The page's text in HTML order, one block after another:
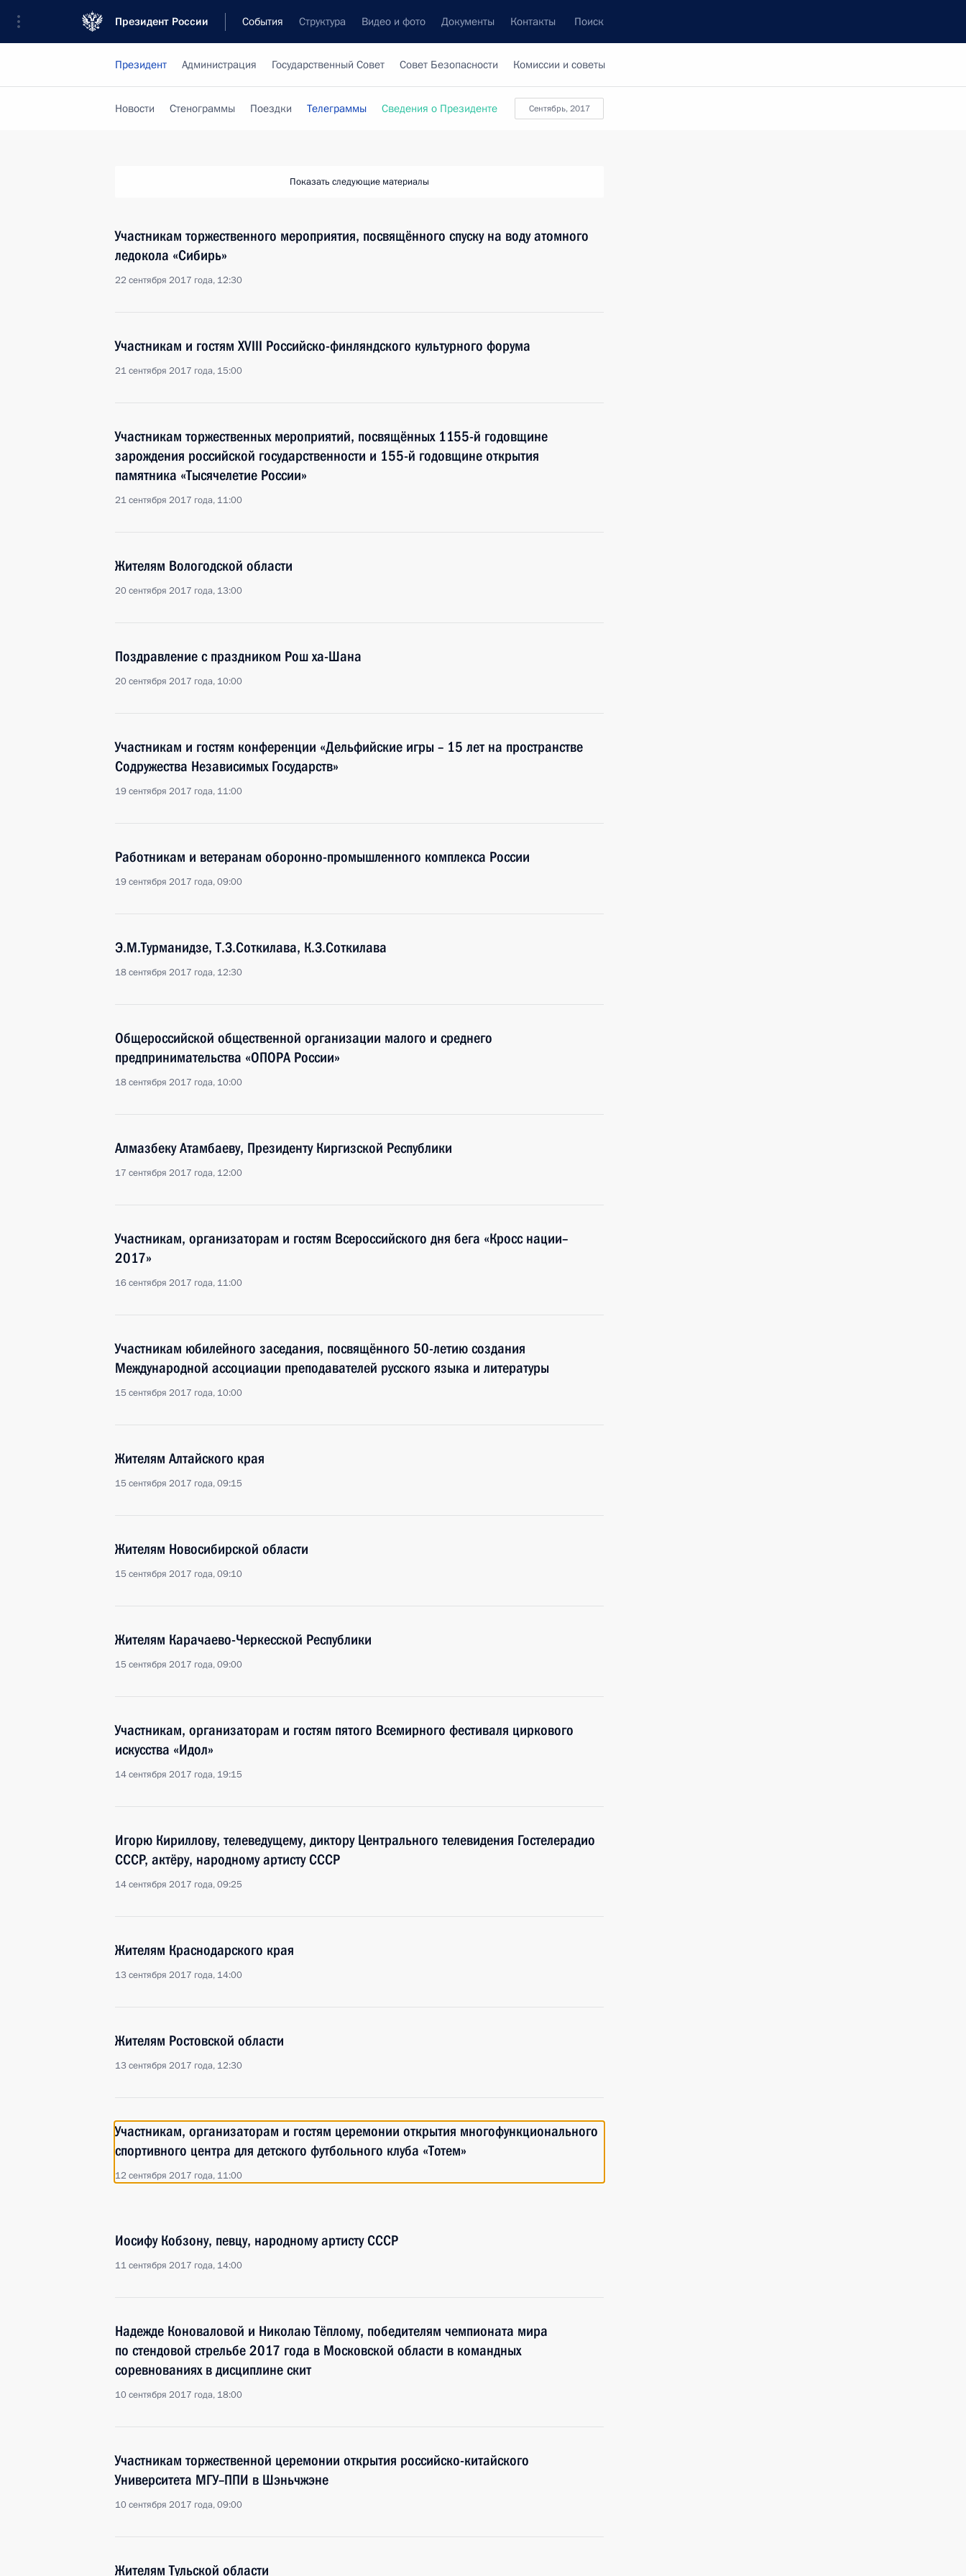
Президент России События Структура Видео и фото Документы Контакты Поиск
Президент Администрация Государственный Совет Совет Безопасности Комиссии и советы
Сентябрь, 2017
Новости Стенограммы Поездки Телеграммы Сведения о Президенте
Показать следующие материалы
Участникам торжественного мероприятия, посвящённого спуску на воду атомного
ледокола «Сибирь»
22 сентября 2017 года, 12:30
Участникам и гостям XVIII Российско-финляндского культурного форума
21 сентября 2017 года, 15:00
Участникам торжественных мероприятий, посвящённых 1155-й годовщине
зарождения российской государственности и 155-й годовщине открытия
памятника «Тысячелетие России»
21 сентября 2017 года, 11:00
Жителям Вологодской области
20 сентября 2017 года, 13:00
Поздравление с праздником Рош ха-Шана
20 сентября 2017 года, 10:00
Участникам и гостям конференции «Дельфийские игры – 15 лет на пространстве
Содружества Независимых Государств»
19 сентября 2017 года, 11:00
Работникам и ветеранам оборонно-промышленного комплекса России
19 сентября 2017 года, 09:00
Э.М.Турманидзе, Т.З.Соткилава, К.З.Соткилава
18 сентября 2017 года, 12:30
Общероссийской общественной организации малого и среднего
предпринимательства «ОПОРА России»
18 сентября 2017 года, 10:00
Алмазбеку Атамбаеву, Президенту Киргизской Республики
17 сентября 2017 года, 12:00
Участникам, организаторам и гостям Всероссийского дня бега «Кросс нации–
2017»
16 сентября 2017 года, 11:00
Участникам юбилейного заседания, посвящённого 50-летию создания
Международной ассоциации преподавателей русского языка и литературы
15 сентября 2017 года, 10:00
Жителям Алтайского края
15 сентября 2017 года, 09:15
Жителям Новосибирской области
15 сентября 2017 года, 09:10
Жителям Карачаево-Черкесской Республики
15 сентября 2017 года, 09:00
Участникам, организаторам и гостям пятого Всемирного фестиваля циркового
искусства «Идол»
14 сентября 2017 года, 19:15
Игорю Кириллову, телеведущему, диктору Центрального телевидения Гостелерадио
СССР, актёру, народному артисту СССР
14 сентября 2017 года, 09:25
Жителям Краснодарского края
13 сентября 2017 года, 14:00
Жителям Ростовской области
13 сентября 2017 года, 12:30
Участникам, организаторам и гостям церемонии открытия многофункционального
спортивного центра для детского футбольного клуба «Тотем»
12 сентября 2017 года, 11:00
Иосифу Кобзону, певцу, народному артисту СССР
11 сентября 2017 года, 14:00
Надежде Коноваловой и Николаю Тёплому, победителям чемпионата мира
по стендовой стрельбе 2017 года в Московской области в командных
соревнованиях в дисциплине скит
10 сентября 2017 года, 18:00
Участникам торжественной церемонии открытия российско-китайского
Университета МГУ–ППИ в Шэньчжэне
10 сентября 2017 года, 09:00
Жителям Тульской области